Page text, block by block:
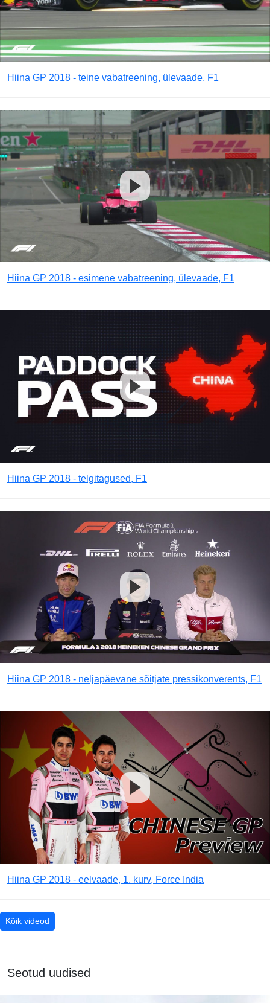
Hiina GP 2018 - teine vabatreening, ülevaade, F1
Hiina GP 2018 - esimene vabatreening, ülevaade, F1
Hiina GP 2018 - telgitagused, F1
Hiina GP 2018 - neljapäevane sõitjate pressikonverents, F1
Hiina GP 2018 - eelvaade, 1. kurv, Force India
Kõik videod
Seotud uudised